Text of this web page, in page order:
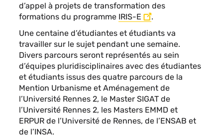
d’appel à projets de transformation des
formations du programme IRIS-E
.
Une centaine d’étudiantes et étudiants va
travailler sur le sujet pendant une semaine.
Divers parcours seront représentés au sein
d’équipes pluridisciplinaires avec des étudiantes
et étudiants issus des quatre parcours de la
Mention Urbanisme et Aménagement de
l’Université Rennes 2, le Master SIGAT de
l’Université Rennes 2, les Masters EMMD et
ERPUR de l’Université de Rennes, de l’ENSAB et
de l’INSA.